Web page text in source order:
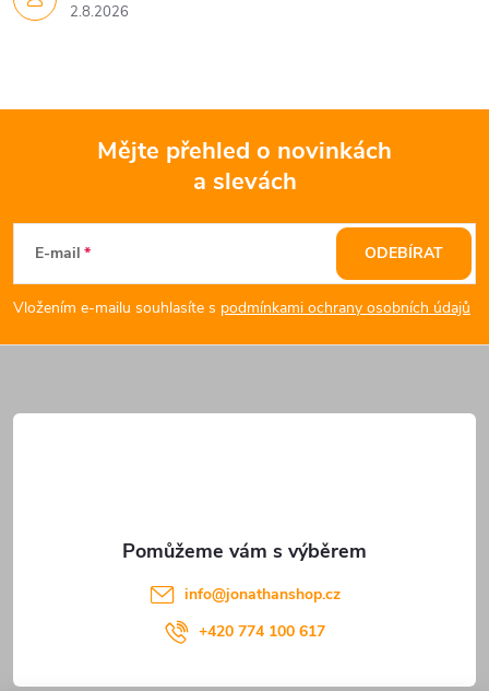
2.8.2026
p
a
t
Mějte přehled o novinkách
a slevách
E-mail
Vložením e-mailu souhlasíte s podmínkami ochrany osobních údajů
ODEBÍRAT
info@jonathanshop.cz
+420 774 100 617